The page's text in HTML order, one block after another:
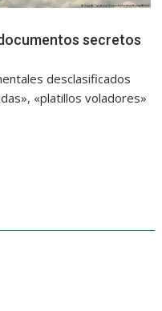
secretos
desclasificados
«platillos voladores»